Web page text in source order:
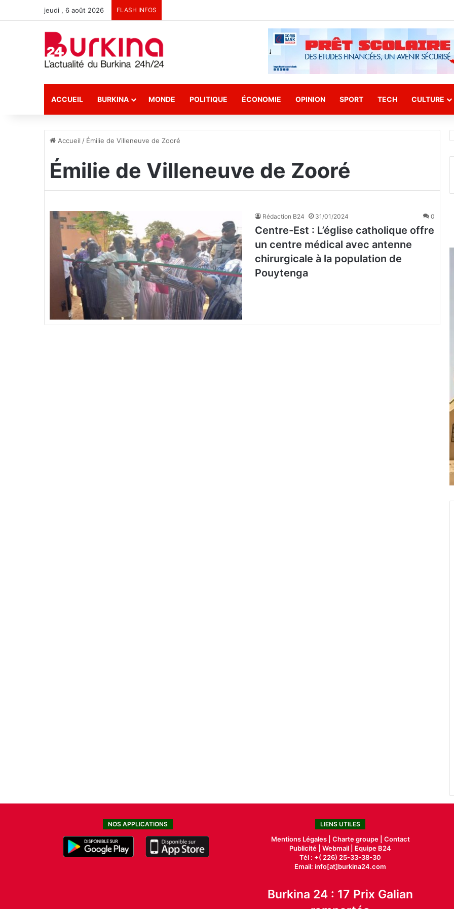
jeudi , 6 août 2026 FLASH INFOS
ACCUEIL BURKINA MONDE POLITIQUE ÉCONOMIE OPINION SPORT TECH CULTURE
Accueil / Émilie de Villeneuve de Zooré
Émilie de Villeneuve de Zooré
Rédaction B24 31/01/2024 0
Centre-Est : L’église catholique offre
un centre médical avec antenne
chirurgicale à la population de
Pouytenga
NOS APPLICATIONS LIENS UTILES
Mentions Légales | Charte groupe | Contact
Publicité |Webmail |
Equipe B24
Tél : +( 226) 25-33-38-30
Email: info[at]burkina24.com
Burkina 24 : 17 Prix Galian